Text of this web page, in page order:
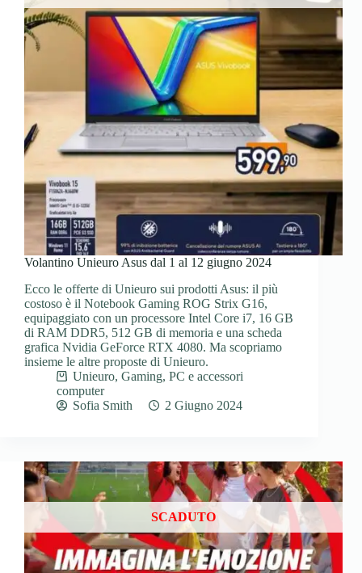
Volantino Unieuro Asus dal 1 al 12 giugno 2024
Ecco le offerte di Unieuro sui prodotti Asus: il più
costoso è il Notebook Gaming ROG Strix G16,
equipaggiato con un processore Intel Core i7, 16 GB
di RAM DDR5, 512 GB di memoria e una scheda
grafica Nvidia GeForce RTX 4080. Ma scopriamo
insieme le altre proposte di Unieuro.
Unieuro, Gaming, PC e accessori
computer
Sofia Smith
2 Giugno 2024
SCADUTO